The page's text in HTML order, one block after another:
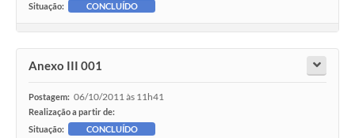
Situação:
CONCLUÍDO
Anexo III 001
Postagem: 06/10/2011 às 11h41
Realização a partir de:
Situação:
CONCLUÍDO